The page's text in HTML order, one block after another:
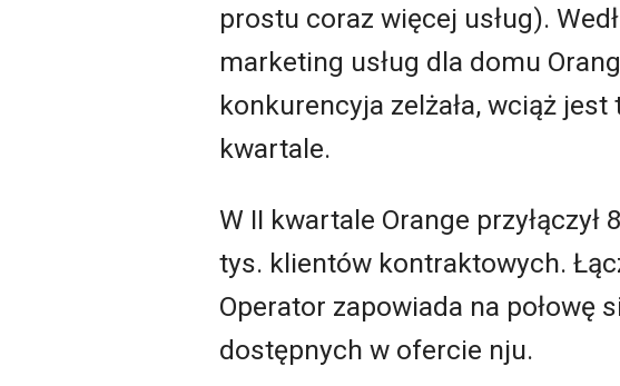
prostu coraz więcej usług).
marketing usług dla domu
konkurencyja zelżała, wciąż
kwartale.
W II kwartale Orange
tys. klientów kontraktowych.
Operator zapowiada na połowę
dostępnych w ofercie nju.